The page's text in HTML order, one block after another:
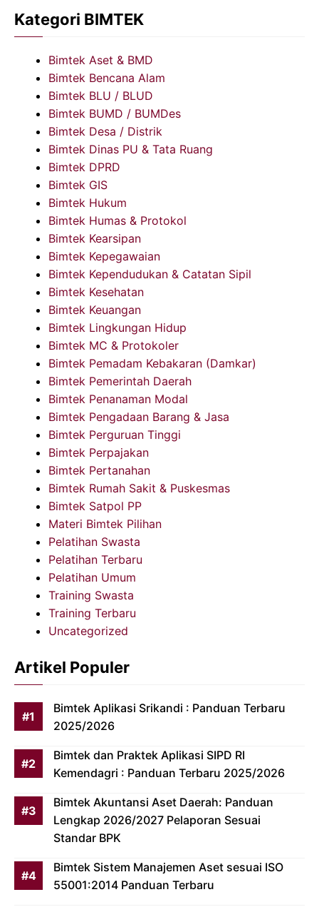
Kategori BIMTEK
Bimtek Aset & BMD
Bimtek Bencana Alam
Bimtek BLU / BLUD
Bimtek BUMD / BUMDes
Bimtek Desa / Distrik
Bimtek Dinas PU & Tata Ruang
Bimtek DPRD
Bimtek GIS
Bimtek Hukum
Bimtek Humas & Protokol
Bimtek Kearsipan
Bimtek Kepegawaian
Bimtek Kependudukan & Catatan Sipil
Bimtek Kesehatan
Bimtek Keuangan
Bimtek Lingkungan Hidup
Bimtek MC & Protokoler
Bimtek Pemadam Kebakaran (Damkar)
Bimtek Pemerintah Daerah
Bimtek Penanaman Modal
Bimtek Pengadaan Barang & Jasa
Bimtek Perguruan Tinggi
Bimtek Perpajakan
Bimtek Pertanahan
Bimtek Rumah Sakit & Puskesmas
Bimtek Satpol PP
Materi Bimtek Pilihan
Pelatihan Swasta
Pelatihan Terbaru
Pelatihan Umum
Training Swasta
Training Terbaru
Uncategorized
Artikel Populer
Bimtek Aplikasi Srikandi : Panduan Terbaru
2025/2026
Bimtek dan Praktek Aplikasi SIPD RI
Kemendagri : Panduan Terbaru 2025/2026
Bimtek Akuntansi Aset Daerah: Panduan
Lengkap 2026/2027 Pelaporan Sesuai
Standar BPK
Bimtek Sistem Manajemen Aset sesuai ISO
55001:2014 Panduan Terbaru